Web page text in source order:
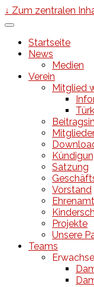
↓ Zum zentralen
Startseite
News
Medien
Verein
Mitglied
Satzung
Vorstand
Projekte
Unsere
Teams